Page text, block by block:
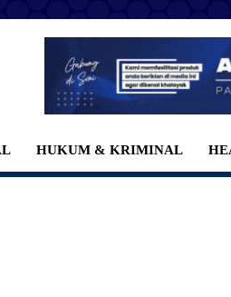
HUKUM & KRIMINAL